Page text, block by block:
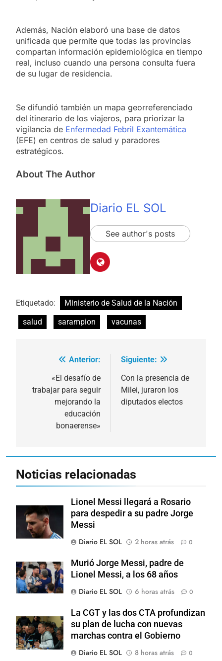
Además, Nación elaboró una base de datos
unificada que permite que todas las provincias
compartan información epidemiológica en tiempo
real, incluso cuando una persona consulta fuera
de su lugar de residencia.
Se difundió también un mapa georreferenciado
del itinerario de los viajeros, para priorizar la
vigilancia de Enfermedad Febril Exantemática
(EFE) en centros de salud y paradores
estratégicos.
About The Author
Diario EL SOL
See author's posts
Etiquetado:
Ministerio de Salud de la Nación
salud
sarampion vacunas
Navegación
entradas
Anterior:
«El desafío de
trabajar para seguir
mejorando la
educación
bonaerense»
Siguiente:
Con la presencia de
Milei, juraron los
diputados electos
Noticias relacionadas
Lionel Messi llegará a Rosario
para despedir a su padre Jorge
Messi
Diario EL SOL
2 horas atrás 0
Murió Jorge Messi, padre de
Lionel Messi, a los 68 años
Diario EL SOL
6 horas atrás 0
La CGT y las dos CTA profundizan
su plan de lucha con nuevas
marchas contra el Gobierno
Diario EL SOL
8 horas atrás 0